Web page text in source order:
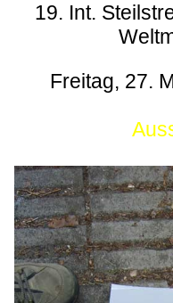
19. Int.
Freitag, 27.